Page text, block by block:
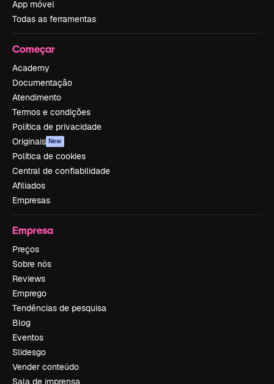
App móvel
Todas as ferramentas
Começar
Academy
Documentação
Atendimento
Termos e condições
Política de privacidade
Originais New
Política de cookies
Central de confiabilidade
Afiliados
Empresas
Empresa
Preços
Sobre nós
Reviews
Emprego
Tendências de pesquisa
Blog
Eventos
Slidesgo
Vender conteúdo
Sala de imprensa